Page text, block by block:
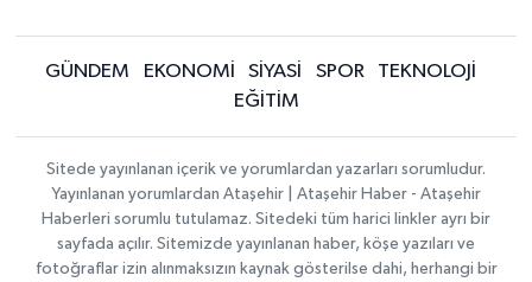
GÜNDEM EKONOMİ SİYASİ SPOR
TEKNOLOJİ
EĞİTİM
Sitede yayınlanan içerik ve yorumlardan yazarları sorumludur.
Yayınlanan yorumlardan Ataşehir | Ataşehir Haber - Ataşehir
Haberleri sorumlu tutulamaz. Sitedeki tüm harici linkler ayrı bir
sayfada açılır. Sitemizde yayınlanan haber, köşe yazıları ve
fotoğraflar izin alınmaksızın kaynak gösterilse dahi, herhangi bir